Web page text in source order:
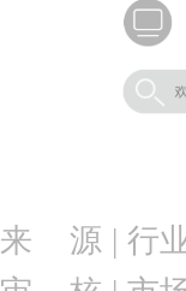
来 源 | 行